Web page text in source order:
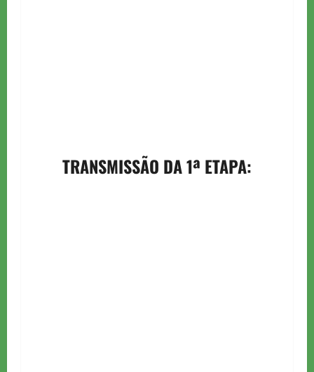
TRANSMISSÃO DA 1ª ETAPA: